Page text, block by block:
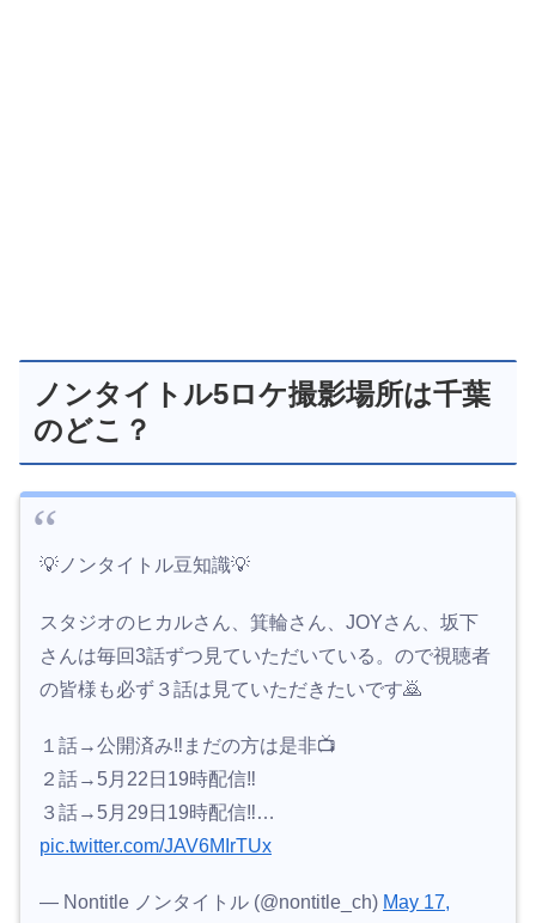
ノンタイトル5ロケ撮影場所は千葉
のどこ？
💡ノンタイトル豆知識💡
スタジオのヒカルさん、箕輪さん、JOYさん、坂下
さんは毎回3話ずつ見ていただいている。ので視聴者
の皆様も必ず３話は見ていただきたいです🙇
１話→公開済み‼️まだの方は是非📺
２話→5月22日19時配信‼️
３話→5月29日19時配信‼️…
pic.twitter.com/JAV6MIrTUx
— Nontitle ノンタイトル (@nontitle_ch) May 17,